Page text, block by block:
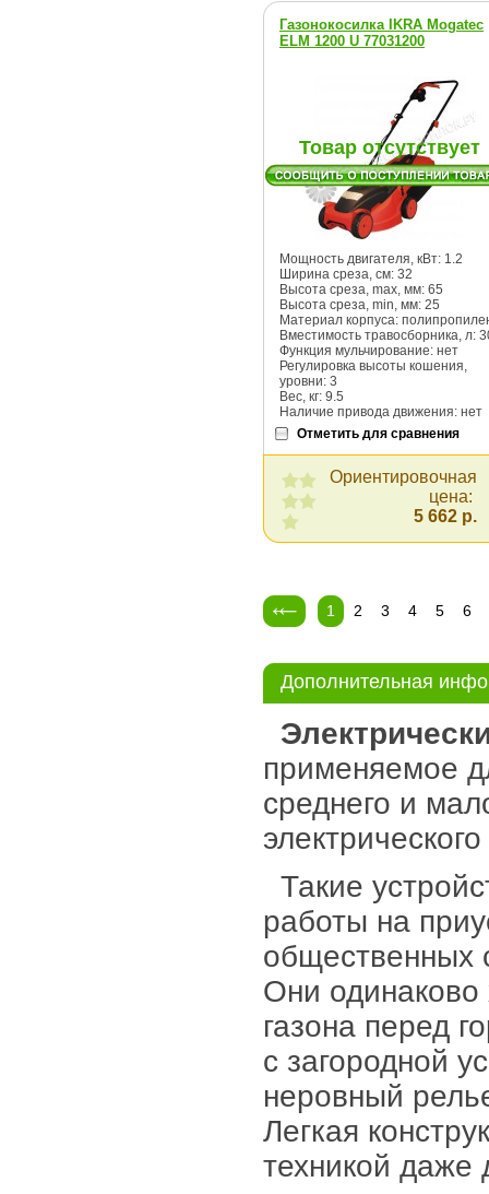
Газонокосилка IKRA Mogatec
ELM 1200 U 77031200
Товар отсутствует
Мощность двигателя, кВт: 1.2
Ширина среза, см: 32
Высота среза, max, мм: 65
Высота среза, min, мм: 25
Материал корпуса:
Вместимость травосборника, л:
Функция мульчирование: нет
Регулировка высоты кошения,
уровни: 3
Вес, кг: 9.5
Наличие привода движения: нет
Отметить для сравнения
Ориентировочная
цена:
5 662 р.
1 2 3 4 5 6
Дополнительная
применяемое
среднего и
Такие
работы на
общественных
Они
газона перед
с загородной
неровный
Легкая
техникой даже